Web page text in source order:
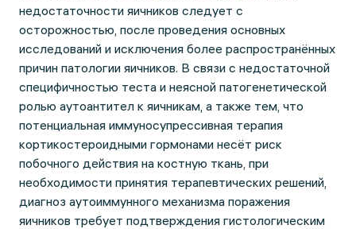
недостаточности яичников следует с
осторожностью, после проведения основных
исследований и исключения более распространённых
причин патологии яичников. В связи с недостаточной
специфичностью теста и неясной патогенетической
ролью аутоантител к яичникам, а также тем, что
потенциальная иммуносупрессивная терапия
кортикостероидными гормонами несёт риск
побочного действия на костную ткань, при
необходимости принятия терапевтических решений,
диагноз аутоиммунного механизма поражения
яичников требует подтверждения гистологическим